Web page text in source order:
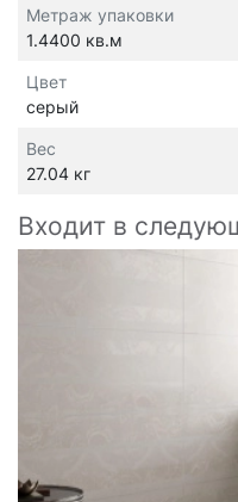
Метраж упаковки
1.4400 кв.м
Цвет
серый
Вес
27.04 кг
Входит в